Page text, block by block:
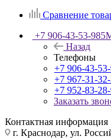
Сравнение
+7 906-43-53-985
Назад
Телефоны
+7 906-43-
+7 967-31-
+7 952-83-
Заказать
Контактная информация
г. Краснодар, ул.